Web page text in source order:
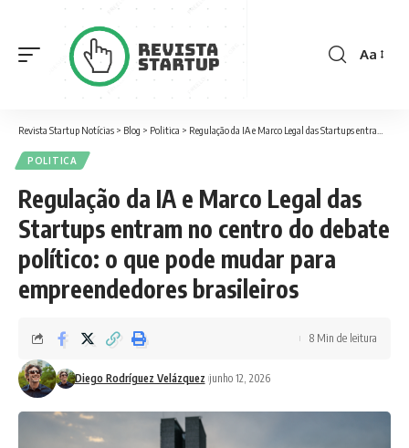
Font
Aa
Revista Startup Notícias > Blog > Politica > Regulação da IA e Marco Legal das Startups entram no centro do debate político: o que pode mudar para empreendedores brasileiros
POLITICA
Regulação da IA e Marco Legal das
Startups entram no centro do debate
político: o que pode mudar para
empreendedores brasileiros
Diego Rodríguez Velázquez junho 12, 2026
8 Min de leitura